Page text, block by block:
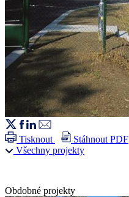
Tisknout
Stáhnout PDF
Všechny projekty
Obdobné projekty